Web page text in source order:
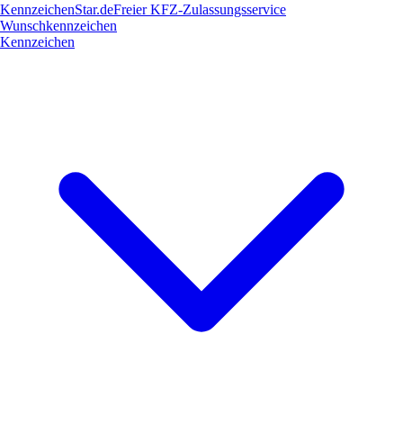
KennzeichenStar.deFreier KFZ-Zulassungsservice
Wunschkennzeichen
Kennzeichen